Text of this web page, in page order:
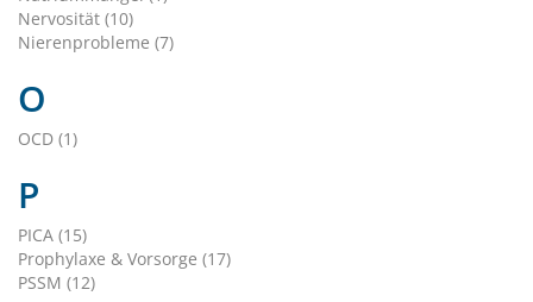
Nervosität (10)
Nierenprobleme (7)
O
OCD (1)
P
PICA (15)
Prophylaxe & Vorsorge (17)
PSSM (12)